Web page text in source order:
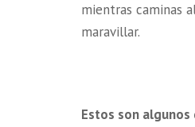
mientras caminas
maravillar.
Estos son